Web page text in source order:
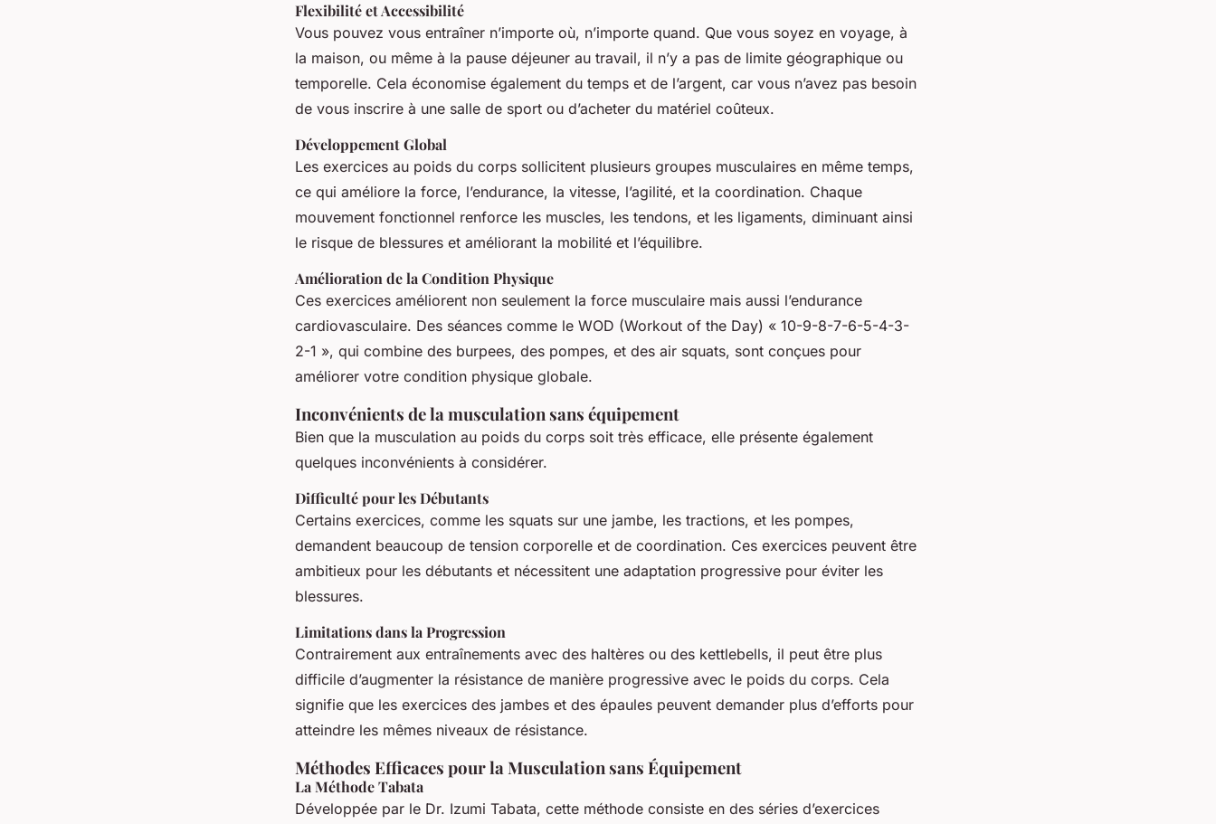
Flexibilité et Accessibilité
Vous pouvez vous entraîner n’importe où, n’importe quand. Que vous soyez en voyage, à
la maison, ou même à la pause déjeuner au travail, il n’y a pas de limite géographique ou
temporelle. Cela économise également du temps et de l’argent, car vous n’avez pas besoin
de vous inscrire à une salle de sport ou d’acheter du matériel coûteux.
Développement Global
Les exercices au poids du corps sollicitent plusieurs groupes musculaires en même temps,
ce qui améliore la force, l’endurance, la vitesse, l’agilité, et la coordination. Chaque
mouvement fonctionnel renforce les muscles, les tendons, et les ligaments, diminuant ainsi
le risque de blessures et améliorant la mobilité et l’équilibre.
Amélioration de la Condition Physique
Ces exercices améliorent non seulement la force musculaire mais aussi l’endurance
cardiovasculaire. Des séances comme le WOD (Workout of the Day) « 10-9-8-7-6-5-4-3-
2-1 », qui combine des burpees, des pompes, et des air squats, sont conçues pour
améliorer votre condition physique globale.
Inconvénients de la musculation sans équipement
Bien que la musculation au poids du corps soit très efficace, elle présente également
quelques inconvénients à considérer.
Difficulté pour les Débutants
Certains exercices, comme les squats sur une jambe, les tractions, et les pompes,
demandent beaucoup de tension corporelle et de coordination. Ces exercices peuvent être
ambitieux pour les débutants et nécessitent une adaptation progressive pour éviter les
blessures.
Limitations dans la Progression
Contrairement aux entraînements avec des haltères ou des kettlebells, il peut être plus
difficile d’augmenter la résistance de manière progressive avec le poids du corps. Cela
signifie que les exercices des jambes et des épaules peuvent demander plus d’efforts pour
atteindre les mêmes niveaux de résistance.
Méthodes Efficaces pour la Musculation sans Équipement
La Méthode Tabata
Développée par le Dr. Izumi Tabata, cette méthode consiste en des séries d’exercices